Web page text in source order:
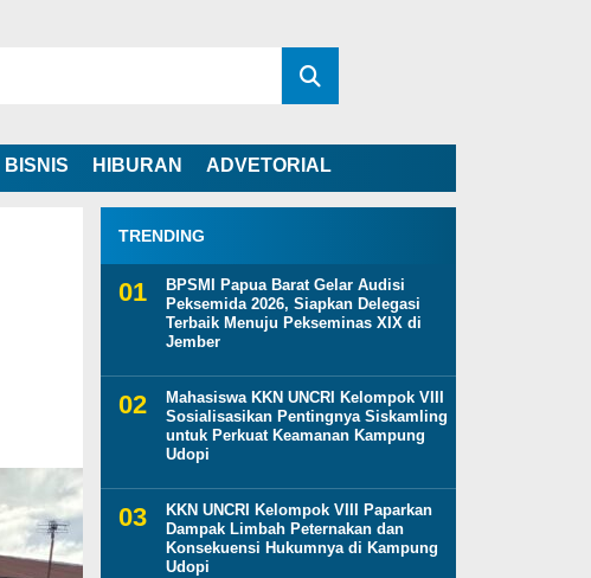
BISNIS HIBURAN ADVETORIAL
TRENDING
BPSMI Papua Barat Gelar Audisi
Peksemida 2026, Siapkan Delegasi
Terbaik Menuju Pekseminas XIX di
Jember
Mahasiswa KKN UNCRI Kelompok VIII
Sosialisasikan Pentingnya Siskamling
untuk Perkuat Keamanan Kampung
Udopi
KKN UNCRI Kelompok VIII Paparkan
Dampak Limbah Peternakan dan
Konsekuensi Hukumnya di Kampung
Udopi